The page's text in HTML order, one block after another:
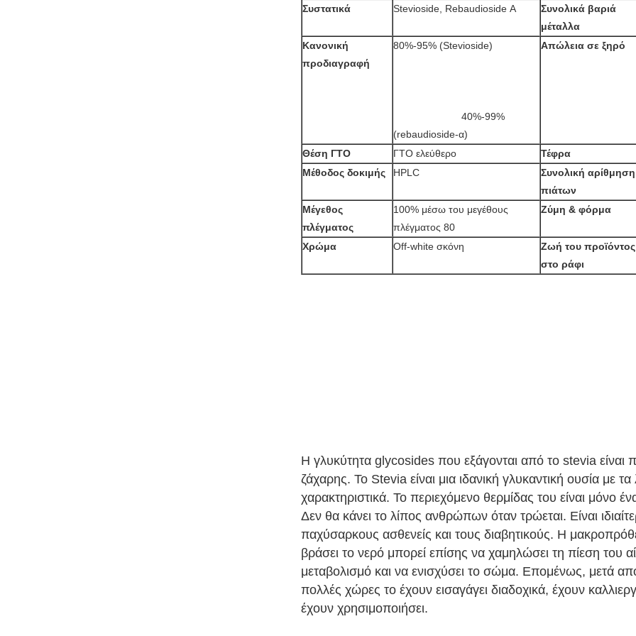
Συστατικά Stevioside, Rebaudioside Α
Συνολικά βαριά
μέταλλα
Κανονική
προδιαγραφή
80%-95% (Stevioside)
(rebaudioside-α)
Απώλεια σε ξηρό
Θέση ΓΤΟ ΓΤΟ ελεύθερο
Τέφρα
Μέθοδος δοκιμής
HPLC
Συνολική αρίθμηση
πιάτων
Μέγεθος
πλέγματος
100% μέσω του μεγέθους
πλέγματος 80
Ζύμη & φόρμα
Χρώμα Off-white σκόνη
Ζωή του προϊόντος
στο ράφι
Η γλυκύτητα glycosides που εξάγονται από το stevia είναι
ζάχαρης. Το Stevia είναι μια ιδανική γλυκαντική ουσία με
χαρακτηριστικά. Το περιεχόμενο θερμίδας του είναι μόνο
Δεν θα κάνει το λίπος ανθρώπων όταν τρώεται. Είναι
παχύσαρκους ασθενείς και τους διαβητικούς. Η
βράσει το νερό μπορεί επίσης να χαμηλώσει τη πίεση του
μεταβολισμό και να ενισχύσει το σώμα. Επομένως, μετά
πολλές χώρες το έχουν εισαγάγει διαδοχικά, έχουν
έχουν χρησιμοποιήσει.